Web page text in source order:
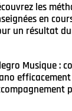
les
en
un résultat
Musique :